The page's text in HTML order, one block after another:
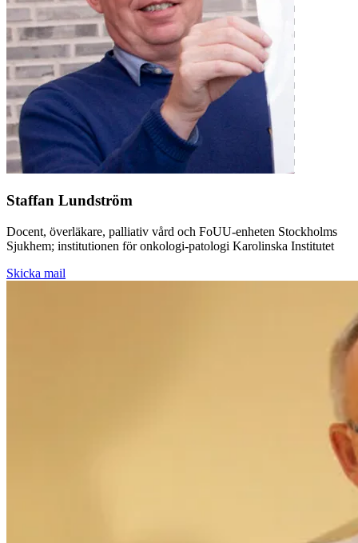
Staffan Lundström
Docent, överläkare, palliativ vård och FoUU-enheten Stockholms
Sjukhem; institutionen för onkologi-patologi Karolinska Institutet
Skicka mail